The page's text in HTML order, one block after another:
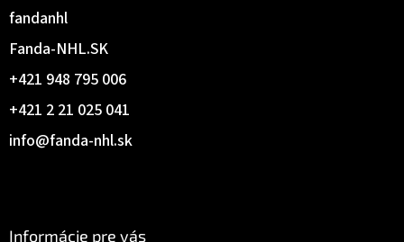
info@fanda-nhl.sk
+421 2 21 025 041
+421 948 795 006
Fanda-NHL.SK
fandanhl
Informácie pre vás